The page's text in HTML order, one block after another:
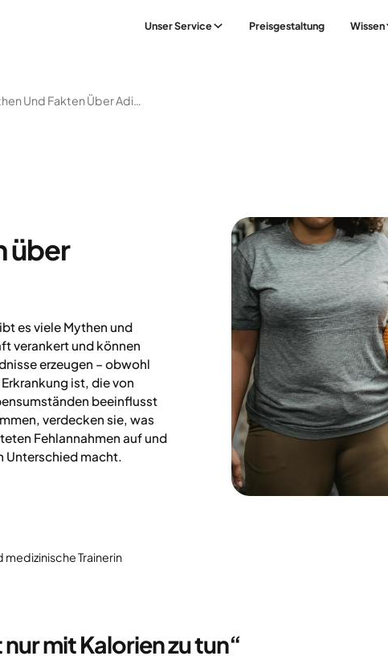
Unser Service Preisgestaltung Wissen
Mythen Und Fakten Über Adipositas
über
es viele Mythen und
verankert und können
erzeugen – obwohl
ist, die von
beeinflusst
verdecken sie, was
Fehlannahmen auf und
Unterschied macht.
medizinische Trainerin
mit Kalorien zu tun“